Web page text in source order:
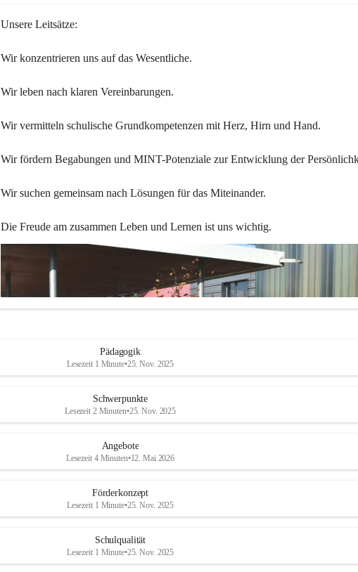
Unsere Leitsätze:
Wir konzentrieren uns auf das Wesentliche.
Wir leben nach klaren Vereinbarungen.
Wir vermitteln schulische Grundkompetenzen mit Herz, Hirn und Hand.
Wir fördern Begabungen und MINT-Potenziale zur Entwicklung der
Wir suchen gemeinsam nach Lösungen für das Miteinander.
Die Freude am zusammen Leben und Lernen ist uns wichtig.
Pädagogik
Lesezeit 1 Minute•25. Nov. 2025
Schwerpunkte
Lesezeit 2 Minuten•25. Nov. 2025
Angebote
Lesezeit 4 Minuten•12. Mai 2026
Förderkonzept
Lesezeit 1 Minute•25. Nov. 2025
Schulqualität
Lesezeit 1 Minute•25. Nov. 2025